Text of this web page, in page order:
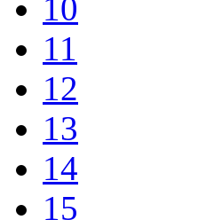
10
11
12
13
14
15